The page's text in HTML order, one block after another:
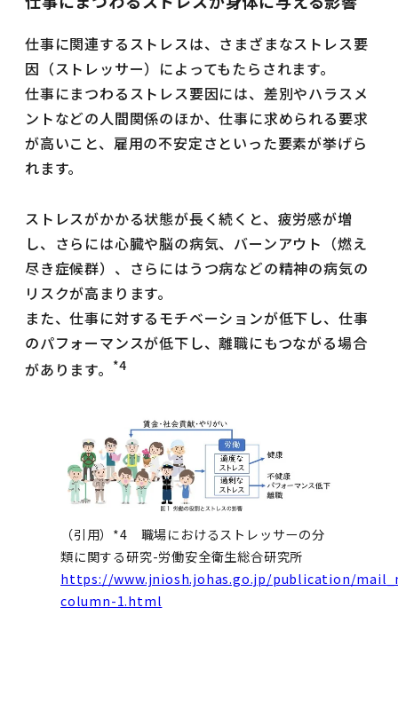
仕事に関連するストレスは、さまざまなストレス要
因（ストレッサー）によってもたらされます。
仕事にまつわるストレス要因には、差別やハラスメ
ントなどの人間関係のほか、仕事に求められる要求
が高いこと、雇用の不安定さといった要素が挙げら
れます。
ストレスがかかる状態が長く続くと、疲労感が増
し、さらには心臓や脳の病気、バーンアウト（燃え
尽き症候群）、さらにはうつ病などの精神の病気の
リスクが高まります。
また、仕事に対するモチベーションが低下し、仕事
のパフォーマンスが低下し、離職にもつながる場合
があります。
*4
（引用）*4 職場におけるストレッサーの分
類に関する研究-労働安全衛生総合研究所
https://www.jniosh.johas.go.jp/publication/
column-1.html